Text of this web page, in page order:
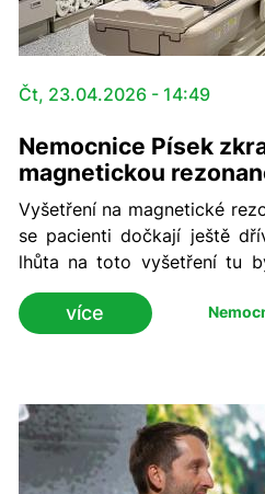
Čt, 23.04.2026 - 14:49
Nemocnice Písek
magnetickou
Vyšetření na magnetické
se pacienti dočkají ještě
lhůta na toto vyšetření tu
akutnějších případech
nemocnicích patřila k těm
týdnů. Nemocnice Písek se dlouhodobě snaží
rezonancí nad rámec limitů
níž přišla Všeobecná
na to 150 miliónů korun.
více